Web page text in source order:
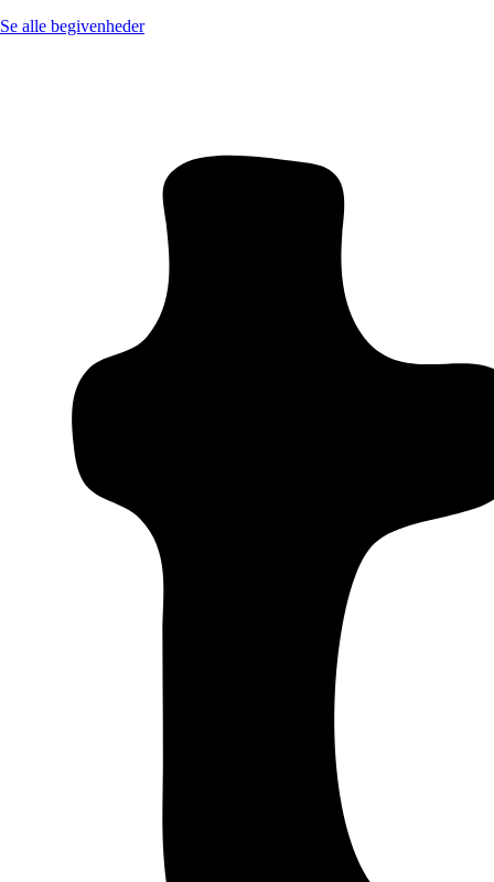
Se alle begivenheder